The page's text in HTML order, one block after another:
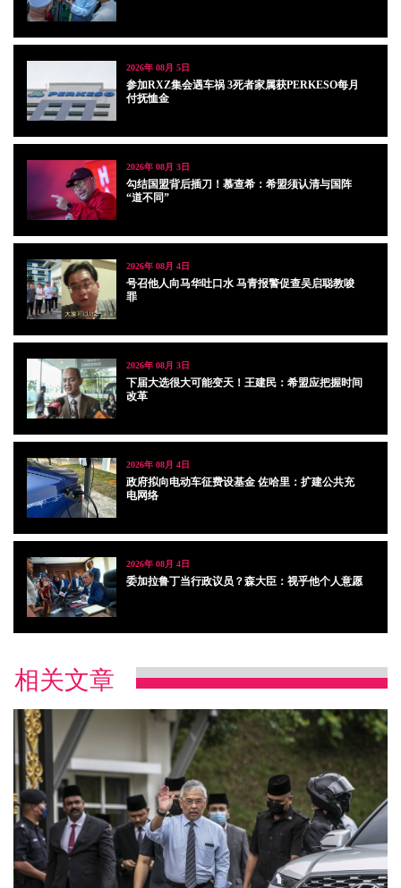
2026年 08月 5日
参加RXZ集会遇车祸 3死者家属获PERKESO每月
付抚恤金
2026年 08月 3日
勾结国盟背后插刀！慕查希：希盟须认清与国阵
“道不同”
2026年 08月 4日
号召他人向马华吐口水 马青报警促查吴启聪教唆
罪
2026年 08月 3日
下届大选很大可能变天！王建民：希盟应把握时间
改革
2026年 08月 4日
政府拟向电动车征费设基金 佐哈里：扩建公共充
电网络
2026年 08月 4日
委加拉鲁丁当行政议员？森大臣：视乎他个人意愿
相关文章